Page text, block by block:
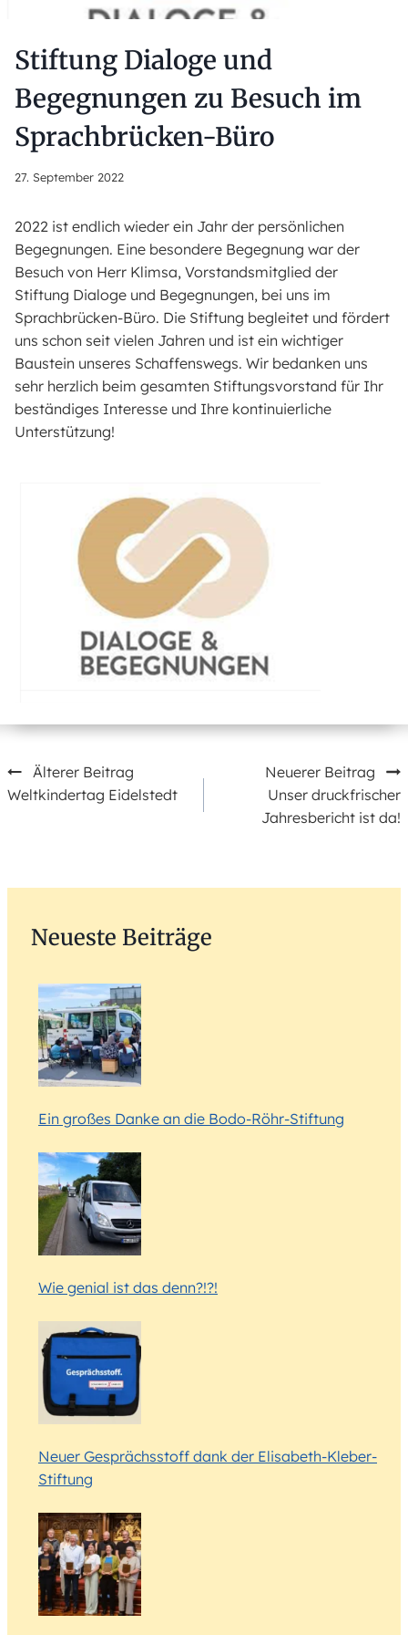
Stiftung Dialoge und
Begegnungen zu Besuch im
Sprachbrücken-Büro
27. September 2022
2022 ist endlich wieder ein Jahr der persönlichen
Begegnungen. Eine besondere Begegnung war der
Besuch von Herr Klimsa, Vorstandsmitglied der
Stiftung Dialoge und Begegnungen, bei uns im
Sprachbrücken-Büro. Die Stiftung begleitet und fördert
uns schon seit vielen Jahren und ist ein wichtiger
Baustein unseres Schaffenswegs. Wir bedanken uns
sehr herzlich beim gesamten Stiftungsvorstand für Ihr
beständiges Interesse und Ihre kontinuierliche
Unterstützung!
Beitragsnavigation
Älterer Beitrag
Weltkindertag Eidelstedt
Neuerer Beitrag
Unser druckfrischer
Jahresbericht ist da!
Neueste Beiträge
Ein großes Danke an die Bodo-Röhr-Stiftung
Wie genial ist das denn?!?!
Neuer Gesprächsstoff dank der Elisabeth-Kleber-
Stiftung